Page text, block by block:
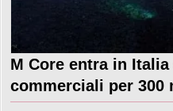
M Core entra in
commerciali per 300